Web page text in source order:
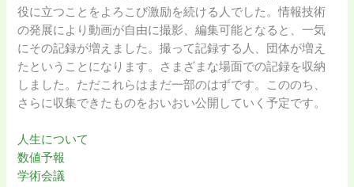
役に立つことをよろこび激励を続ける人でした。情報技術
の発展により動画が自由に撮影、編集可能となると、一気
にその記録が増えました。撮って記録する人、団体が増え
たということになります。さまざまな場面での記録を収納
しました。ただこれらはまだ一部のはずです。こののち、
さらに収集できたものをおいおい公開していく予定です。
人生について
数値予報
学術会議